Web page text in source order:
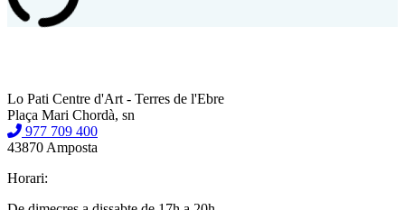
Lo Pati Centre d'Art - Terres de l'Ebre
Plaça Mari Chordà, sn
977 709 400
43870 Amposta
Horari: